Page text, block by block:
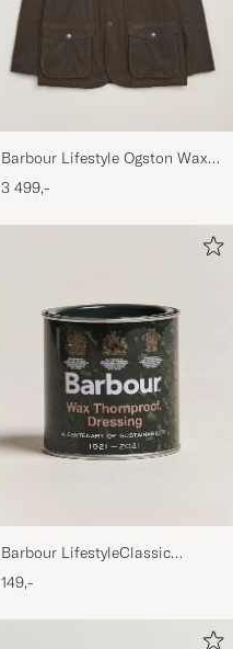
Barbour Lifestyle Ogston Waxed
Jacket Olive
3 499,-
Barbour LifestyleClassic
Thornproof Dressing
149,-